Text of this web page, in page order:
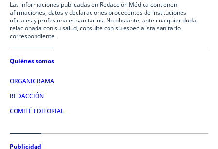
Las informaciones publicadas en Redacción Médica contienen
afirmaciones, datos y declaraciones procedentes de instituciones
oficiales y profesionales sanitarios. No obstante, ante cualquier duda
relacionada con su salud, consulte con su especialista sanitario
correspondiente.
Quiénes somos
ORGANIGRAMA
REDACCIÓN
COMITÉ EDITORIAL
Publicidad